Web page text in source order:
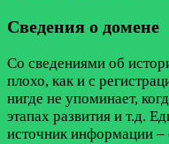
Сведения о домене
Со сведениями об
плохо, как и с
нигде не упоминает,
этапах развития и т.д.
источник информации –